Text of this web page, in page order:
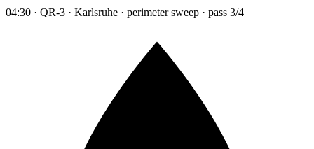
04:30 · QR-3 · Karlsruhe · perimeter sweep · pass 3/4